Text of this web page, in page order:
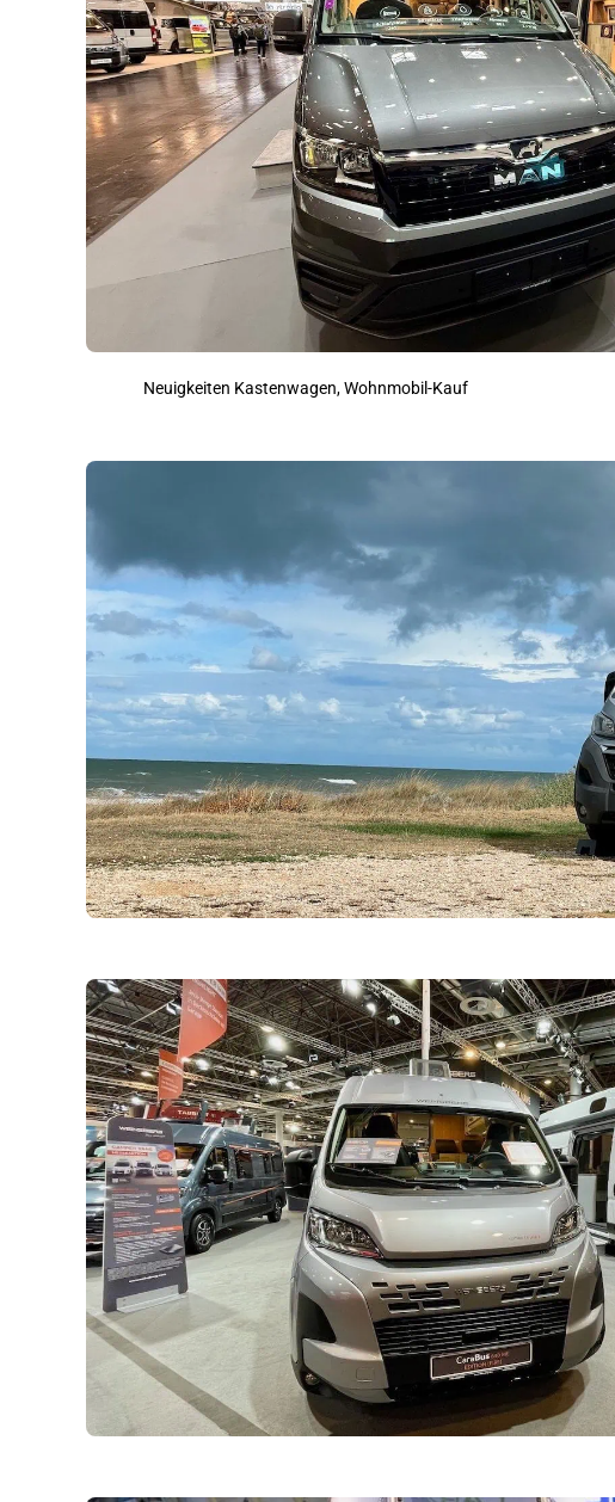
Neuigkeiten Kastenwagen, Wohnmobil-Kauf